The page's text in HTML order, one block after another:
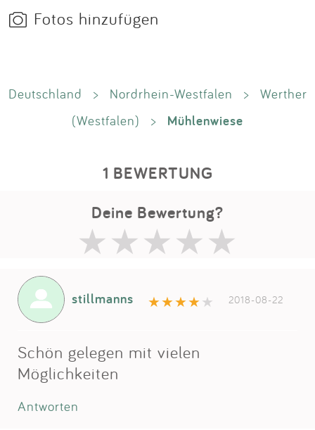
Fotos hinzufügen
Deutschland > Nordrhein-Westfalen >
Werther
(Westfalen)
> Mühlenwiese
1 BEWERTUNG
Deine Bewertung?
stillmanns 2018-08-22
Schön gelegen mit vielen
Möglichkeiten
Antworten